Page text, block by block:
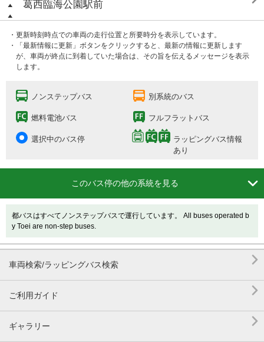
葛西臨海公園駅前
・更新時刻時点での車両の走行位置と所要時分を表示しています。
・「最新情報に更新」ボタンをクリックすると、最新の情報に更新します
が、車両が終点に到着していた場合は、その旨を伝えるメッセージを表示
します。
ノンステップバス 別系統のバス
燃料電池バス フルフラットバス
選択中のバス停
ラッピングバス情報
あり
このバス停の他の系統を見る 
都バスはすべてノンステップバスで運行しています。 All buses operated b
y Toei are non-step buses.
車両検索/ラッピングバス検索 
ご利用ガイド 
ギャラリー 